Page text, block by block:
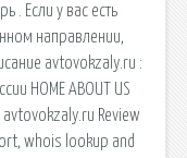
. Если у вас есть
направлении,
avtovokzaly.ru :
HOME ABOUT US
avtovokzaly.ru Review
whois lookup and